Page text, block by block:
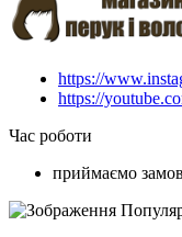
https://
https://
Час роботи
приймаємо